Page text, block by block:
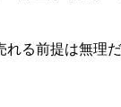
れる前提は無理